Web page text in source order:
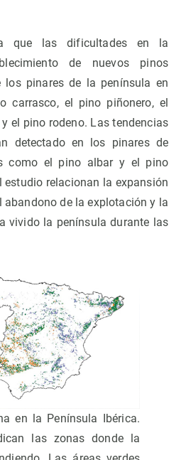
que las dificultades en la
de nuevos pinos
pinares de la península en
carrasco, el pino piñonero, el
el pino rodeno. Las tendencias
detectado en los pinares de
como el pino albar y el pino
estudio relacionan la expansión
abandono de la explotación y la
vivido la península durante las
en la Península Ibérica.
las zonas donde la